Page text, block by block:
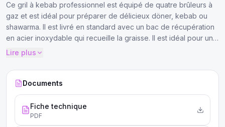
Ce gril à kebab professionnel est équipé de quatre brûleurs à
gaz et est idéal pour préparer de délicieux döner, kebab ou
shawarma. Il est livré en standard avec un bac de récupération
en acier inoxydable qui recueille la graisse. Il est idéal pour une
utilisation dans toute cuisine de restauration
Lire plus
Documents
Fiche technique
PDF